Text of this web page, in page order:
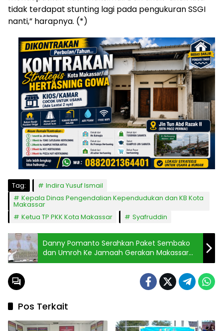
tidak terdapat stunting lagi pada pengukuran SSGI
nanti,” harapnya. (*)
Tag:
Indira Yusuf Ismail
Kepala Dinas Pengendalian Kependudukan dan KB Kota
Makassar
Ketua TP PKK Kota Makassar
Syafruddin
Danny Pomanto Serahkan Paket Sembako
dan Umroh Ke Jamaah Gerakan Makassar
Shalat Subuh Berjamaah
Pos Terkait